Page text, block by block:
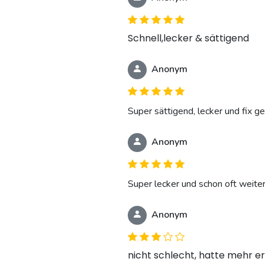
Schnell,lecker & sättigend
Anonym
Super sättigend, lecker und fix
Anonym
Super lecker und schon oft
Anonym
nicht schlecht, hatte mehr